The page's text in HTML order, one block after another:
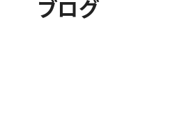
ブログ